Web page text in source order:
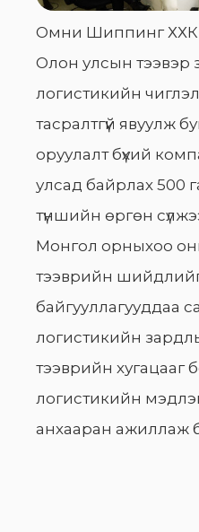
Омни Шиппинг ХХК
Олон улсын тээвэр
логистикийн
тасралтгүй явуулж
оруулалт бүхий
улсад байрлах 500
түншийн өргөн
Монгол орныхоо
тээврийн
байгууллагууддаа
логистикийн
тээврийн хугацааг
логистикийн
анхааран ажиллаж